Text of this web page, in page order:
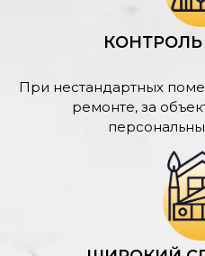
КОНТРОЛЬ
При нестандартных
ремонте, за